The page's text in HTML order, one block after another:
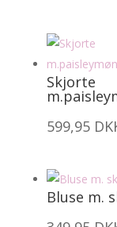
Skjorte
599,95
Bluse m.